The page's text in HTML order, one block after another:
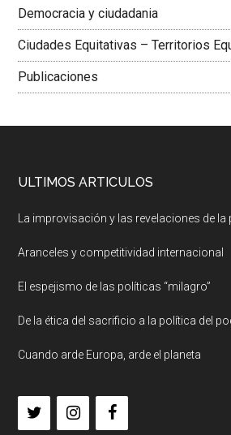
Democracia y ciudadania
Ciudades Equitativas – Territorios
Publicaciones
ULTIMOS ARTICULOS
La improvisación y las revelaciones de la
Aranceles y competitividad internacional
El espejismo de las políticas “milagro”
De la ética del sacrificio a la política del
Cuando arde Europa, arde el planeta